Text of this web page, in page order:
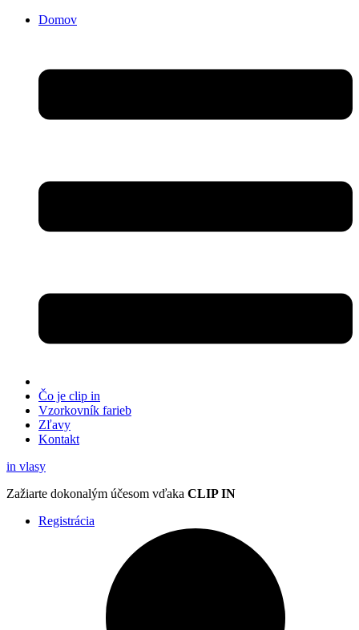
Domov
Čo je clip in
Vzorkovník farieb
Zľavy
Kontakt
in vlasy
Zažiarte dokonalým účesom vďaka CLIP IN
Registrácia